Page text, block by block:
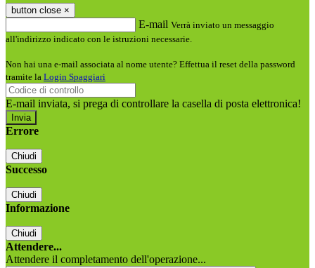
button close ×
E-mail Verrà inviato un messaggio
all'indirizzo indicato con le istruzioni necessarie.
Non hai una e-mail associata al nome utente? Effettua il reset della password
tramite la Login Spaggiari
E-mail inviata, si prega di controllare la casella di posta elettronica!
Errore
Chiudi
Successo
Chiudi
Informazione
Chiudi
Attendere...
Attendere il completamento dell'operazione...